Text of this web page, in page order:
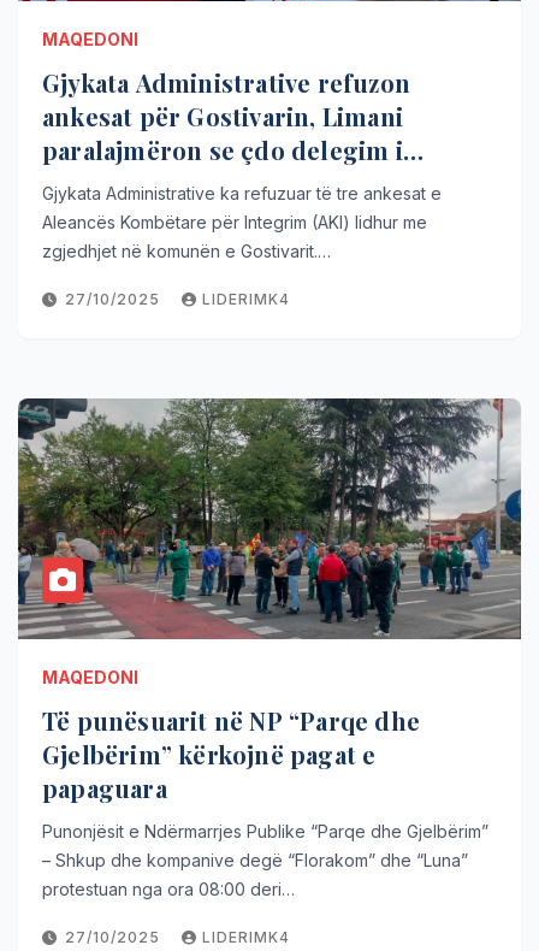
MAQEDONI
Gjykata Administrative refuzon
ankesat për Gostivarin, Limani
paralajmëron se çdo delegim i
qeverisë do të ishte jashtëligjor
Gjykata Administrative ka refuzuar të tre ankesat e
Aleancës Kombëtare për Integrim (AKI) lidhur me
zgjedhjet në komunën e Gostivarit.…
27/10/2025 LIDERIMK4
MAQEDONI
Të punësuarit në NP “Parqe dhe
Gjelbërim” kërkojnë pagat e
papaguara
Punonjësit e Ndërmarrjes Publike “Parqe dhe Gjelbërim”
– Shkup dhe kompanive degë “Florakom” dhe “Luna”
protestuan nga ora 08:00 deri…
27/10/2025 LIDERIMK4